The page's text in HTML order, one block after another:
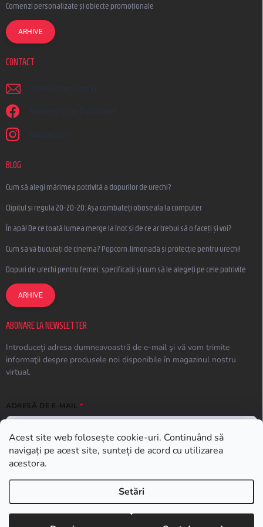
Acest site web folosește cookie-uri. Continuând să
navigați pe acest site, sunteți de acord cu utilizarea
acestora.
Setări
Comenzi personalizate și obiecte promoționale
ARHIVE
CONTACT
scrieti @ earplugs.ro
Suntem și pe Facebook!
earplugs.ro
BLOG
Cum să alegi mărimea potrivită a dopurilor de urechi?
Clipitul și regula 20-20-20: Așa combateți oboseala la computer
În apă! De ce toată lumea merge la înot și de ce ar trebui să o faceți și voi?
Cum să vă bucurați de cinema? Popcorn, limonadă și protecție pentru urechi!
Dopuri de urechi pentru femei: specificații și cum să le alegeți pe cele potrivite
ARHIVE
ABONARE LA NEWSLETTER
Introduceţi adresa dumneavoastră de e-mail şi vă vom trimite
informaţii despre produsele noi disponibile în magazinul nostru
virtual.
ADRESĂ DE E-MAIL
ABONARE
Drepturi de autor 2026 . Toate drepturile rezervate.